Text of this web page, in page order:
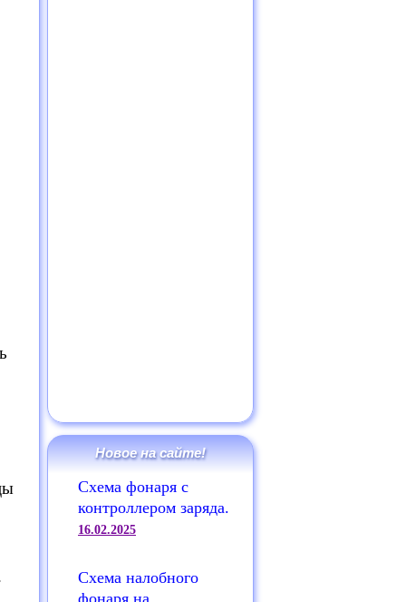
Новое на сайте!
Схема фонаря с
контроллером заряда.
16.02.2025
Схема налобного
фонаря на